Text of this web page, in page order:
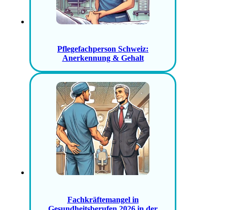
Pflegefachperson Schweiz:
Anerkennung & Gehalt
Fachkräftemangel in